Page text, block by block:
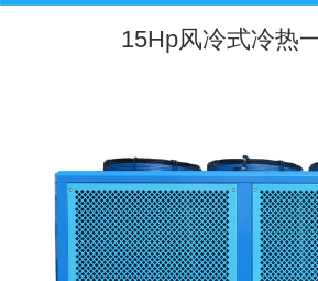
15Hp风冷式冷热